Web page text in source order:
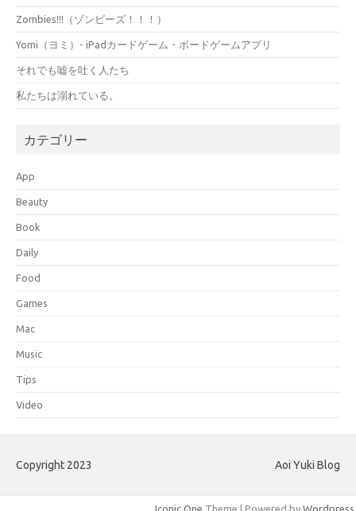
Zombies!!!（ゾンビーズ！！！）
Yomi（ヨミ）- iPadカードゲーム・ボードゲームアプリ
それでも嘘を吐く人たち
私たちは溺れている。
カテゴリー
App
Beauty
Book
Daily
Food
Games
Mac
Music
Tips
Video
Copyright 2023 Aoi Yuki Blog
Iconic One Theme | Powered by Wordpress